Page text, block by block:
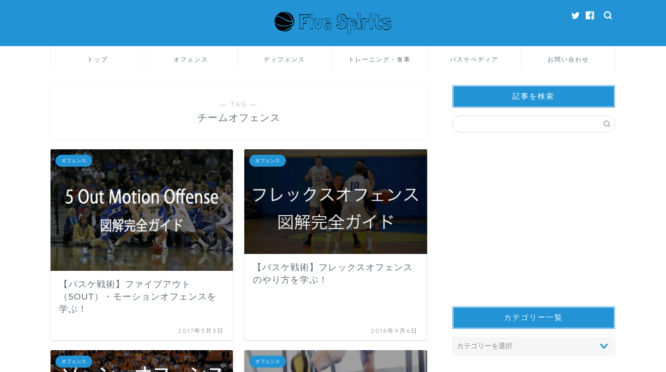
トップ オフェンス ディフェンス トレーニング・食事 バスケペディア お問い合わせ
― TAG ―
チームオフェンス
オフェンス
【バスケ戦術】ファイブアウト
（5OUT）・モーションオフェンスを
学ぶ！
2017年5月3日
オフェンス
【バスケ戦術】フレックスオフェンス
のやり方を学ぶ！
2016年9月6日
オフェンス オフェンス
記事を検索
カテゴリー一覧